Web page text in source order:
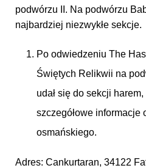
podwórzu II. Na podwórzu
najbardziej niezwykłe sekcje.
Po odwiedzeniu The
Świętych Relikwii na
udał się do sekcji
szczegółowe informacje
osmańskiego.
Adres: Cankurtaran, 34122